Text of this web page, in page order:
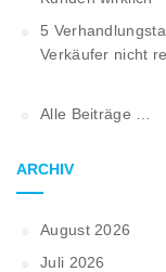
5
Verkäufer nicht
Alle Beiträge …
ARCHIV
August 2026
Juli 2026